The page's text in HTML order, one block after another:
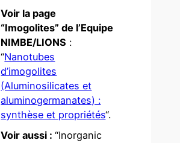
Voir la page
“Imogolites” de l’Equipe
NIMBE/LIONS :
“Nanotubes
d’imogolites
(Aluminosilicates et
aluminogermanates) :
synthèse et propriétés“.
Voir aussi :“Inorganic